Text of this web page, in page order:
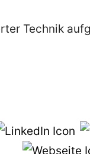
Technik